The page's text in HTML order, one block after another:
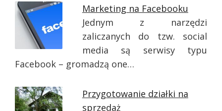
Marketing na Facebooku
Jednym z narzędzi
zaliczanych do tzw. social
media są serwisy typu
Facebook – gromadzą one…
Przygotowanie działki na
sprzedaż